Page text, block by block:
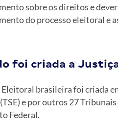
sobre os direitos e
do processo eleitoral e
foi criada a
brasileira foi criada
e por outros 27
Federal.